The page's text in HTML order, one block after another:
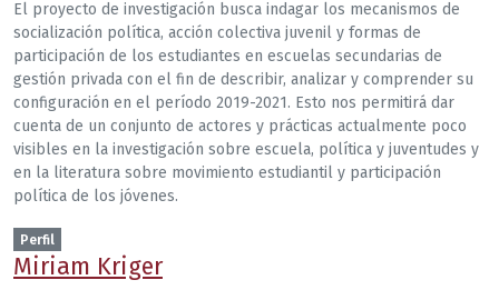
El proyecto de investigación busca indagar los mecanismos de
socialización política, acción colectiva juvenil y formas de
participación de los estudiantes en escuelas secundarias de
gestión privada con el fin de describir, analizar y comprender su
configuración en el período 2019-2021. Esto nos permitirá dar
cuenta de un conjunto de actores y prácticas actualmente poco
visibles en la investigación sobre escuela, política y juventudes y
en la literatura sobre movimiento estudiantil y participación
política de los jóvenes.
Perfil
Miriam Kriger